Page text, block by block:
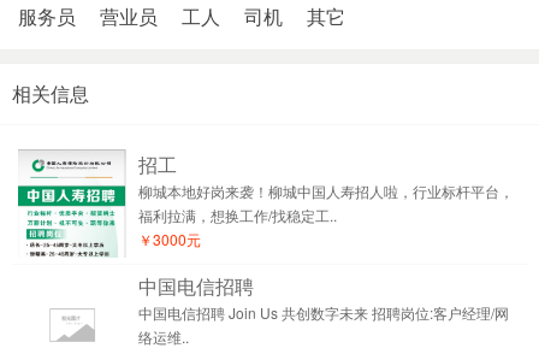
服务员
营业员 工人 司机 其它
相关信息
招工
柳城本地好岗来袭！柳城中国人寿招人啦，行业标杆平台，
福利拉满，想换工作/找稳定工..
￥3000元
中国电信招聘
中国电信招聘 Join Us 共创数字未来 招聘岗位:客户经理/网
络运维..